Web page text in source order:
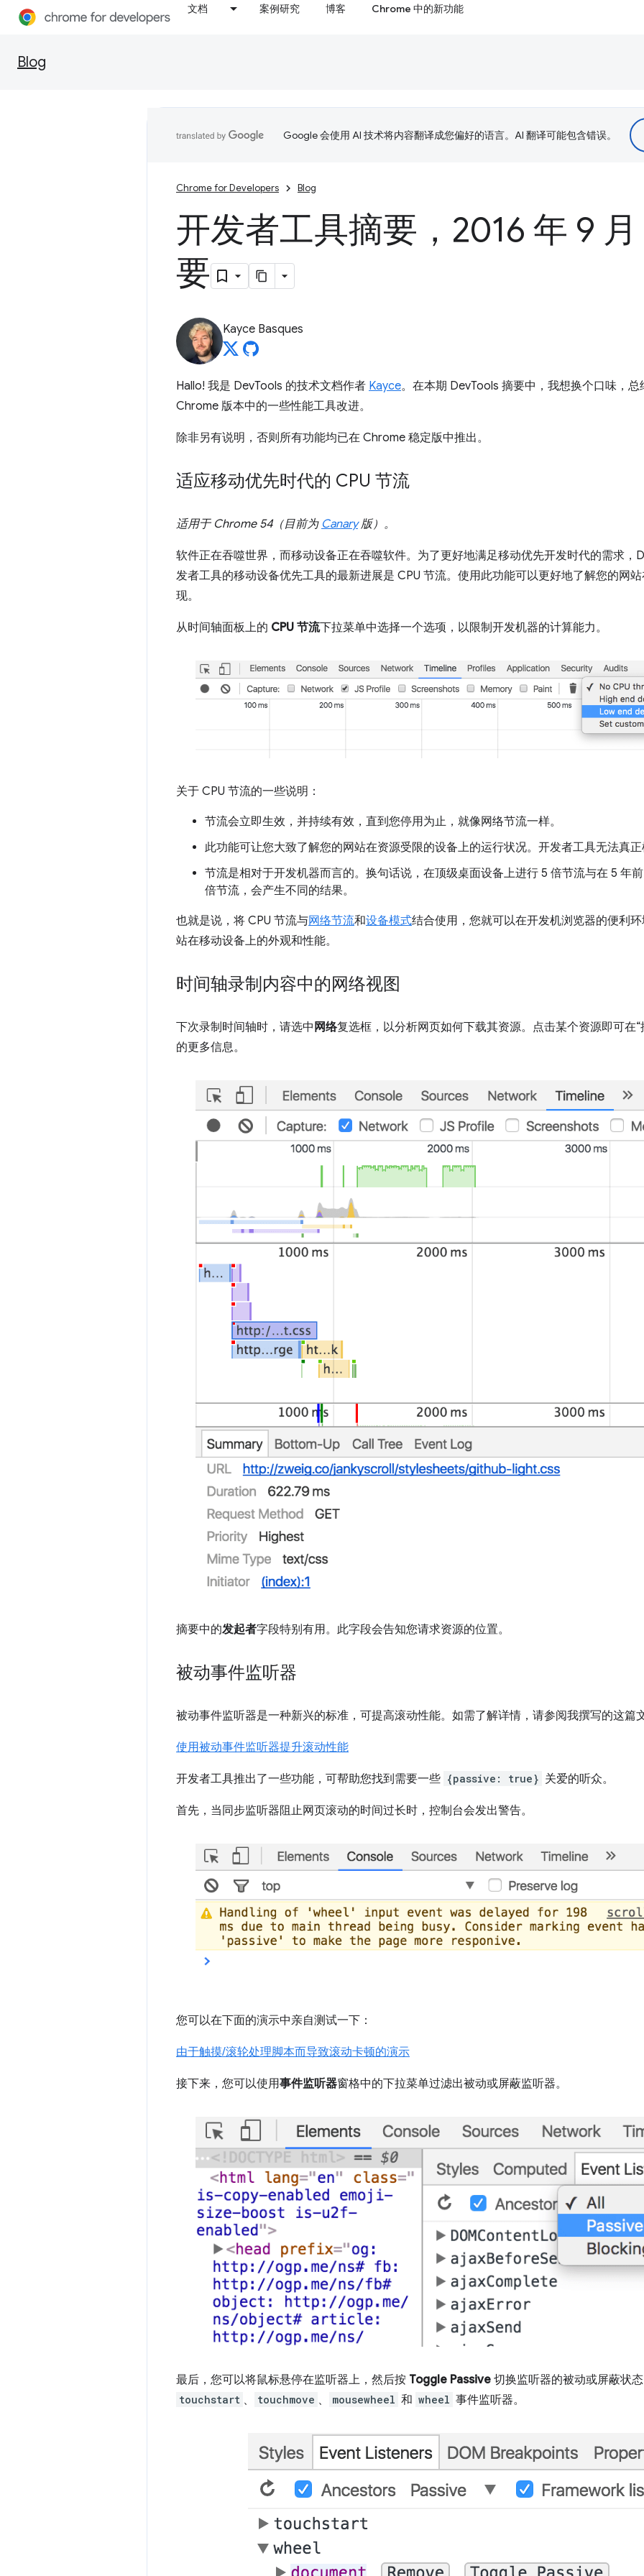
文档 案例研究 博客 Chrome 中的新功能
Blog
Google 会使用 AI 技术将内容翻译成您偏好的语言。AI 翻译可能包含错误。
Chrome for Developers Blog
开发者工具摘要，2016 年 9
要
Kayce Basques
Hallo! 我是 DevTools 的技术文档作者 Kayce。在本期 DevTools 摘要中，我想换个口味，
Chrome 版本中的一些性能工具改进。
除非另有说明，否则所有功能均已在 Chrome 稳定版中推出。
适应移动优先时代的 CPU 节流
适用于 Chrome 54（目前为 Canary版）。
软件正在吞噬世界，而移动设备正在吞噬软件。为了更好地满足移动优先开发时代的需求，
发者工具的移动设备优先工具的最新进展是 CPU 节流。使用此功能可以更好地了解您的网
现。
从时间轴面板上的 CPU 节流下拉菜单中选择一个选项，以限制开发机器的计算能力。
关于 CPU 节流的一些说明：
节流会立即生效，并持续有效，直到您停用为止，就像网络节流一样。
此功能可让您大致了解您的网站在资源受限的设备上的运行状况。开发者工具无法真
节流是相对于开发机器而言的。换句话说，在顶级桌面设备上进行 5 倍节流与在 5 年
倍节流，会产生不同的结果。
也就是说，将 CPU 节流与网络节流和设备模式结合使用，您就可以在开发机浏览器的便利
站在移动设备上的外观和性能。
时间轴录制内容中的网络视图
下次录制时间轴时，请选中 网络复选框，以分析网页如何下载其资源。点击某个资源即可在
的更多信息。
摘要中的发起者字段特别有用。此字段会告知您请求资源的位置。
被动事件监听器
被动事件监听器是一种新兴的标准，可提高滚动性能。如需了解详情，请参阅我撰写的这篇
使用被动事件监听器提升滚动性能
开发者工具推出了一些功能，可帮助您找到需要一些 {passive: true} 关爱的听众。
首先，当同步监听器阻止网页滚动的时间过长时，控制台会发出警告。
您可以在下面的演示中亲自测试一下：
由于触摸/滚轮处理脚本而导致滚动卡顿的演示
接下来，您可以使用事件监听器窗格中的下拉菜单过滤出被动或屏蔽监听器。
最后，您可以将鼠标悬停在监听器上，然后按 Toggle Passive 切换监听器的被动或屏蔽状
touchstart 、 touchmove 、 mousewheel 和 wheel 事件监听器。